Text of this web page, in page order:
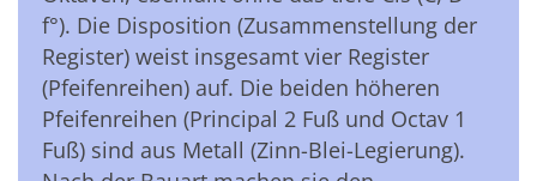
f°). Die Disposition (Zusammenstellung der
Register) weist insgesamt vier Register
(Pfeifenreihen) auf. Die beiden höheren
Pfeifenreihen (Principal 2 Fuß und Octav 1
Fuß) sind aus Metall (Zinn-Blei-Legierung).